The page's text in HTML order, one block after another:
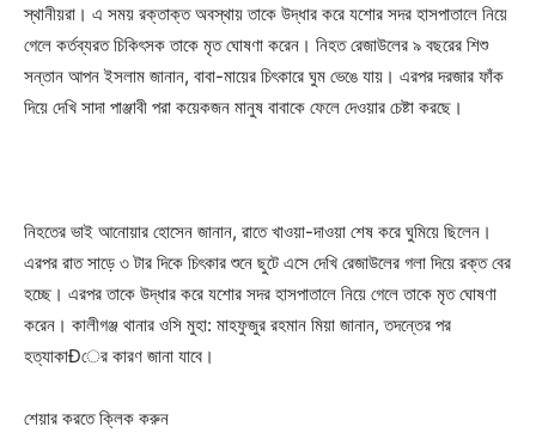
স্থানীয়রা। এ সময় রক্তাক্ত অবস্থায় তাকে উদ্ধার করে যশোর সদর হাসপাতালে নিয়ে
গেলে কর্তব্যরত চিকিৎসক তাকে মৃত ঘোষণা করেন। নিহত রেজাউলের ৯ বছরের শিশু
সন্তান আপন ইসলাম জানান, বাবা-মায়ের চিৎকারে ঘুম ভেঙে যায়। এরপর দরজার ফাঁক
দিয়ে দেখি সাদা পাঞ্জাবী পরা কয়েকজন মানুষ বাবাকে ফেলে দেওয়ার চেষ্টা করছে।
নিহতের ভাই আনোয়ার হোসেন জানান, রাতে খাওয়া-দাওয়া শেষ করে ঘুমিয়ে ছিলেন।
এরপর রাত সাড়ে ৩ টার দিকে চিৎকার শুনে ছুটে এসে দেখি রেজাউলের গলা দিয়ে রক্ত বের
হচ্ছে। এরপর তাকে উদ্ধার করে যশোর সদর হাসপাতালে নিয়ে গেলে তাকে মৃত ঘোষণা
করেন। কালীগঞ্জ থানার ওসি মুহা: মাহফুজুর রহমান মিয়া জানান, তদন্তের পর
হত্যাকাÐের কারণ জানা যাবে।
শেয়ার করতে ক্লিক করুন